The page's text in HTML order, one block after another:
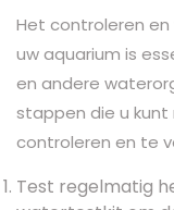
Het controleren
uw aquarium is
en andere
stappen die u
controleren en te
Test regelmatig